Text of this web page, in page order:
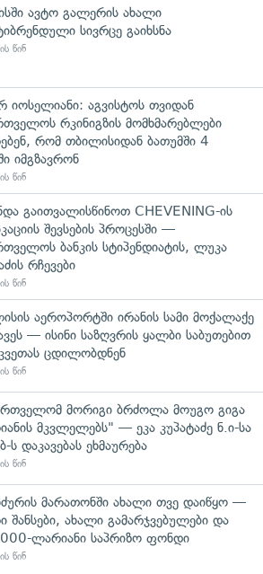
ავტო გალერის ახალი
სივრცე გაიხსნა
წინ
იოსელიანი: აგვისტოს თვიდან
რკინიგზის მომხმარებლები
რომ თბილისიდან ბათუმში 4
იმგზავრონ
წინ
გაითვალისწინოთ CHEVENING-ის
შევსების პროცესში —
ბანკის სტიპენდიატის, ლუკა
რჩევები
წინ
აეროპორტში ირანის სამი მოქალაქე
— ისინი საზღვრის ყალბი საბუთებით
ცდილობდნენ
წინ
მორიგი ბრძოლა მოუგო გიგა
მკვლელებს" — ეკა კუპატაძე ნ.ი-სა
ს დაკავებას ეხმაურება
წინ
მარათონში ახალი თვე დაიწყო —
შანსები, ახალი გამარჯვებულები და
ლარიანი საპრიზო ფონდი
წინ